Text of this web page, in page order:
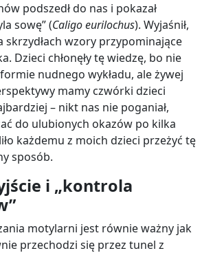
podszedł do nas i pokazał
sowę” (Caligo eurilochus). Wyjaśnił,
skrzydłach wzory przypominające
Dzieci chłonęły tę wiedzę, bo nie
nudnego wykładu, ale żywej
mamy czwórki dzieci
– nikt nas nie poganiał,
do ulubionych okazów po kilka
każdemu z moich dzieci przeżyć tę
sposób.
i „kontrola
motylarni jest równie ważny jak
przechodzi się przez tunel z